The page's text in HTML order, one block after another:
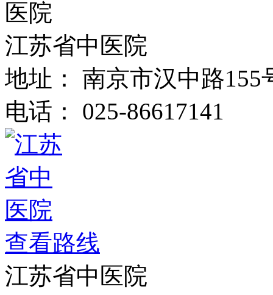
江苏省中医院
地址：
南京市汉中路155
电话：
025-86617141
查看路线
江苏省中医院